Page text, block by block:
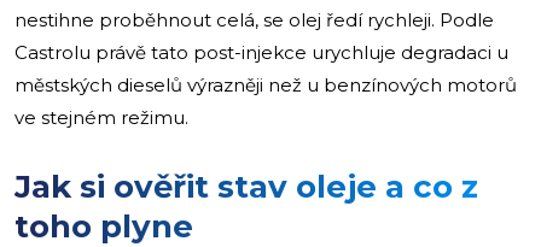
nestihne proběhnout celá, se olej ředí rychleji. Podle
Castrolu právě tato post-injekce urychluje degradaci u
městských dieselů výrazněji než u benzínových motorů
ve stejném režimu.
Jak si ověřit stav oleje a co z
toho plyne